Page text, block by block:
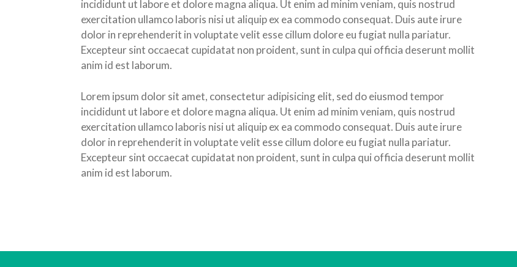
incididunt ut labore et dolore magna aliqua. Ut enim ad minim veniam, quis nostrud
exercitation ullamco laboris nisi ut aliquip ex ea commodo consequat. Duis aute irure
dolor in reprehenderit in voluptate velit esse cillum dolore eu fugiat nulla pariatur.
Excepteur sint occaecat cupidatat non proident, sunt in culpa qui officia deserunt mollit
anim id est laborum.
Lorem ipsum dolor sit amet, consectetur adipisicing elit, sed do eiusmod tempor
incididunt ut labore et dolore magna aliqua. Ut enim ad minim veniam, quis nostrud
exercitation ullamco laboris nisi ut aliquip ex ea commodo consequat. Duis aute irure
dolor in reprehenderit in voluptate velit esse cillum dolore eu fugiat nulla pariatur.
Excepteur sint occaecat cupidatat non proident, sunt in culpa qui officia deserunt mollit
anim id est laborum.